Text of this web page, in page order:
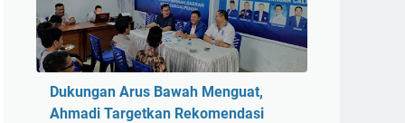
Dukungan Arus Bawah Menguat,
Ahmadi Targetkan Rekomendasi